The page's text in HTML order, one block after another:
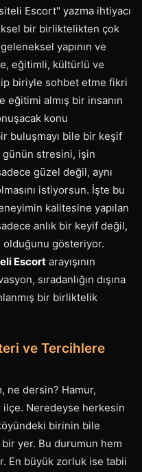
Escort" yazma ihtiyacı
bir birliktelikten çok
yapının ve
eğitimli, kültürlü ve
biriyle sohbet etme fikri
almış bir insanın
konu
buluşmayı bile bir keşif
stresini, işin
güzel değil, aynı
istiyorsun. İşte bu
kalitesine yapılan
anlık bir keyif değil,
olduğunu gösteriyor.
Escort arayışının
sıradanlığın dışına
bir birliktelik
ve Tercihlere
ne dersin? Hamur,
Neredeyse herkesin
birinin bile
yer. Bu durumun hem
En büyük zorluk ise tabii